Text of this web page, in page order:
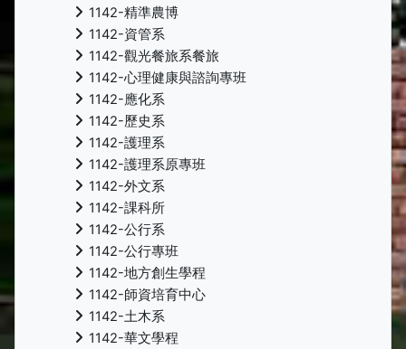
1142-精準農博
1142-資管系
1142-觀光餐旅系餐旅
1142-心理健康與諮詢專班
1142-應化系
1142-歷史系
1142-護理系
1142-護理系原專班
1142-外文系
1142-課科所
1142-公行系
1142-公行專班
1142-地方創生學程
1142-師資培育中心
1142-土木系
1142-華文學程